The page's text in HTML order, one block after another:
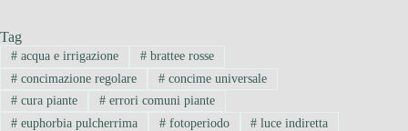
Tag
#acqua e irrigazione #brattee rosse
#concimazione regolare #concime universale
#cura piante #errori comuni piante
#euphorbia pulcherrima #fotoperiodo # luce indiretta